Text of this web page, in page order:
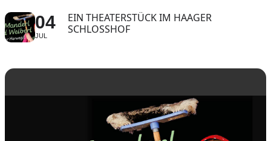
04
JUL
EIN THEATERSTÜCK IM HAAGER
SCHLOSSHOF